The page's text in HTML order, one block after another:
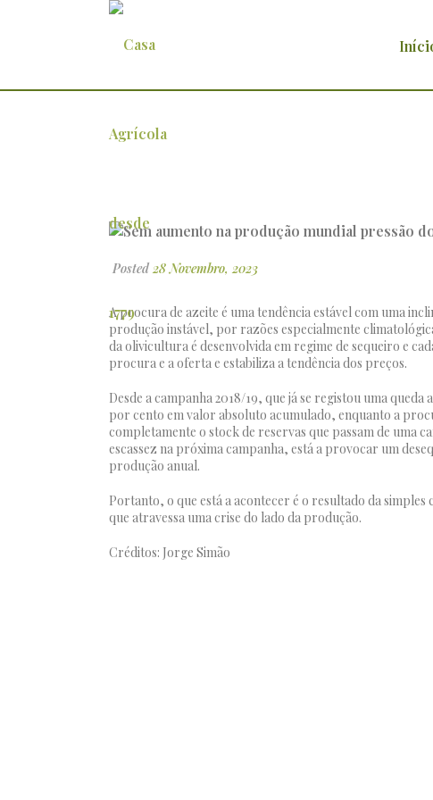
Sem aumento na produção
Posted 28 Novembro, 2023
A procura de azeite é uma tendência estável com uma
produção instável, por razões especialmente
da olivicultura é desenvolvida em regime de sequeiro e
procura e a oferta e estabiliza a tendência dos preços.
Desde a campanha 2018/19, que já se registou uma
por cento em valor absoluto acumulado, enquanto a
completamente o stock de reservas que passam de uma
escassez na próxima campanha, está a provocar um
produção anual.
Portanto, o que está a acontecer é o resultado da
que atravessa uma crise do lado da produção.
Créditos: Jorge Simão